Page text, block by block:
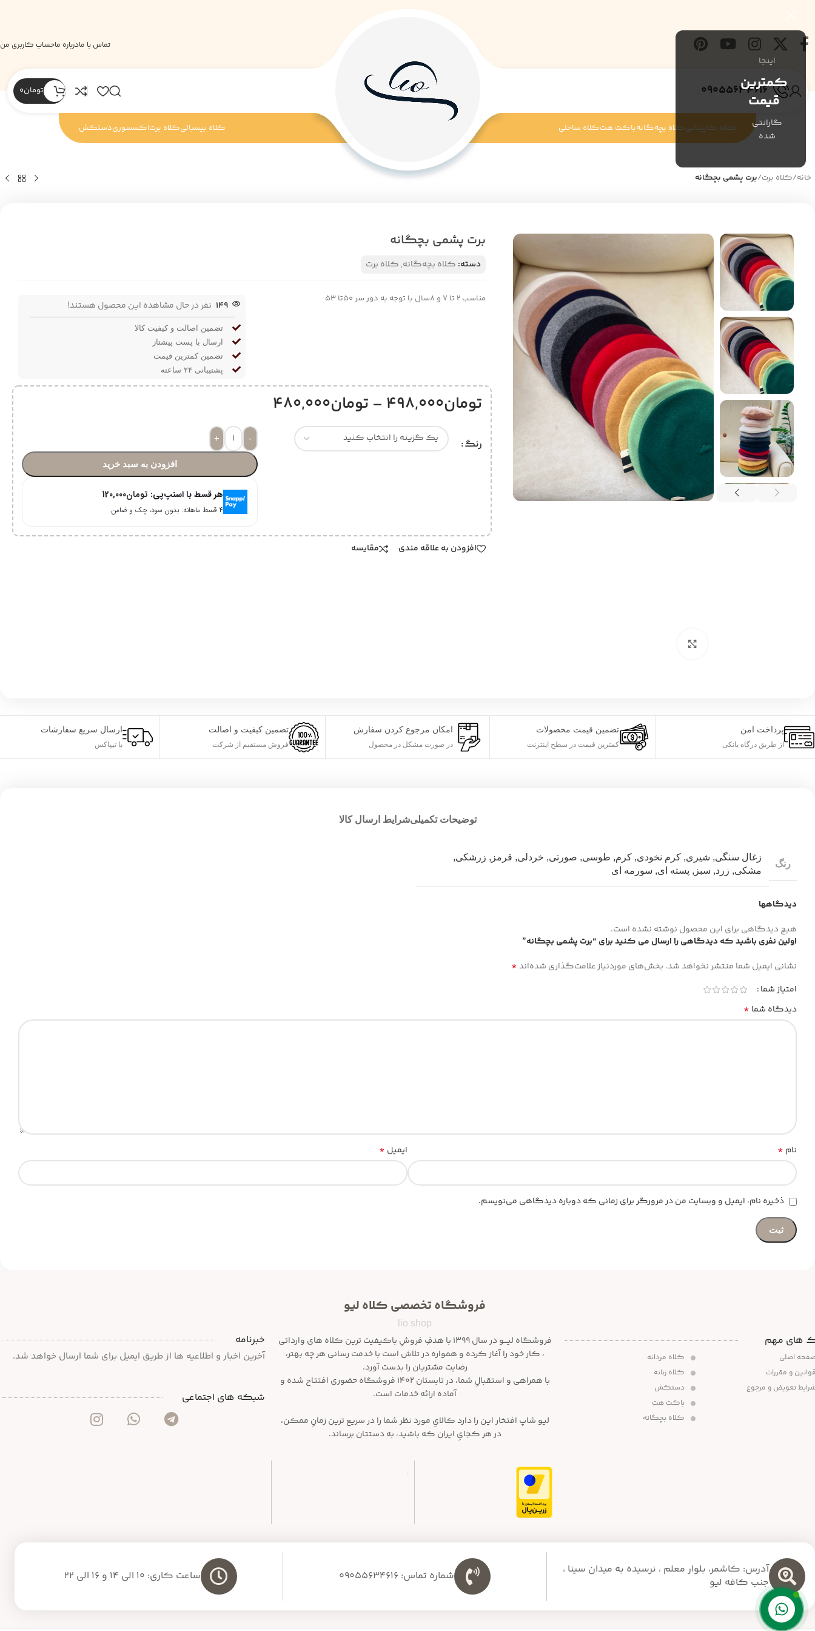
اینجا
کمترین
قیمت
گارانتی
شده
تماس با مادرباره ماحساب کاربری من
09055634616 تومان0
کلاه کاپیتانیکلاه بچه‌گانهباکت هتکلاه ساحلی کلاه بیسبالیکلاه برتاکسسوریدستکش
خانه/کلاه برت/برت پشمی بچگانه
برت پشمی بچگانه
دسته: کلاه بچه‌گانه, کلاه برت
مناسب 2 تا 7 و 8سال با توجه به دور سر 50تا 53
149 نفر در حال مشاهده این محصول هستند!
تضمین اصالت و کیفیت کالا
ارسال با پست پیشتاز
تضمین کمترین قیمت
پشتیبانی ۲۴ ساعته
تومان498,000
– تومان480,000
رنگ -
+
افزودن به سبد خرید
هر قسط با اسنپ‌پی: تومان120,000
۴ قسط ماهانه. بدون سود، چک و ضامن.
افزودن به علاقه مندی مقایسه
پرداخت امن
از طریق درگاه بانکی
تضمین قیمت محصولات
کمترین قیمت در سطح اینترنت
امکان مرجوع کردن سفارش
در صورت مشکل در محصول
تضمین کیفیت و اصالت
فروش مستقیم از شرکت
ارسال سریع سفارشات
با تیپاکس
توضیحات تکمیلیشرایط ارسال کالا
رنگ
زغال سنگی, شیری, کرم نخودی, کرم, طوسی, صورتی, خردلی, قرمز , زرشکی,
مشکی, زرد, سبز , پسته ای, سورمه ای
دیدگاهها
هیچ دیدگاهی برای این محصول نوشته نشده است.
اولین نفری باشید که دیدگاهی را ارسال می کنید برای “برت پشمی بچگانه”
نشانی ایمیل شما منتشر نخواهد شد. بخش‌های موردنیاز علامت‌گذاری شده‌اند*
امتیاز شما
دیدگاه شما *
نام * ایمیل *
ذخیره نام، ایمیل و وبسایت من در مرورگر برای زمانی که دوباره دیدگاهی می‌نویسم.
های مهم
اصلی
و مقررات
تعویض و مرجوع
کلاه مردانه
کلاه زنانه
دستکش
باکت هت
کلاه بچگانه
فروشگاه تخصصی کلاه لیو
lio shop
فروشگاه لیـــو در سال ۱۳۹۹ با هدفِ فروشِ باکیفیت ترین کلاه های وارداتی
، کار خود را آغاز کرده و همواره در تلاش است با خدمت رسانی هر چه بهتر،
رضایت مشتریان را بدست آورد.
با همراهی و استقبالِ شما، در تابستان ۱۴۰۲ فروشگاه حضوری افتتاح شده و
آماده ارائه خدمات است.
لیو شاپ افتخار این را دارد کالایِ مورد نظر شما را در سریع ترین زمانِ ممکن،
در هر کجایِ ایران که باشید، به دستتان برساند.
خبرنامه
آخرین اخبار و اطلاعیه ها از طریق ایمیل برای شما ارسال خواهد شد.
شبکه های اجتماعی
آدرس: کاشمر، بلوار معلم ،‌ نرسیده به میدان سینا ،
جنب کافه لیو
شماره تماس: 09055634616 ساعت کاری: 10 الی 14 و 16 الی 22
پشتیبانی